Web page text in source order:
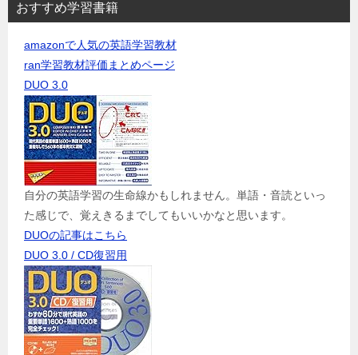
おすすめ学習書籍
amazonで人気の英語学習教材
ran学習教材評価まとめページ
DUO 3.0
自分の英語学習の生命線かもしれません。単語・音読といっ
た感じで、覚えきるまでしてもいいかなと思います。
DUOの記事はこちら
DUO 3.0 / CD復習用